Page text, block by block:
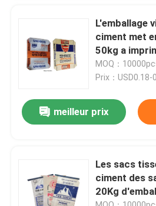
Au sujet de nous
L'emballage
ciment met
50kg a
par pp
MOQ：
Prix：USD0.18-
meilleur prix
Les sacs
ciment des
20Kg